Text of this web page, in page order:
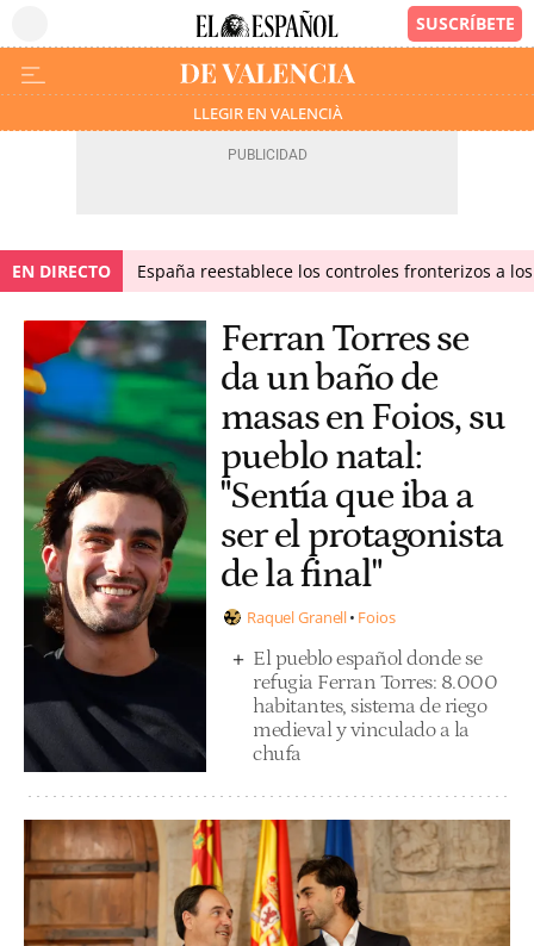
LLEGIR EN VALENCIÀ
EN DIRECTO España reestablece los controles fronterizos a
Ferran Torres se
da un baño de
masas en Foios, su
pueblo natal:
"Sentía que iba a
ser el protagonista
de la final"
Raquel Granell Foios
El pueblo español donde se
refugia Ferran Torres: 8.000
habitantes, sistema de riego
medieval y vinculado a la
chufa